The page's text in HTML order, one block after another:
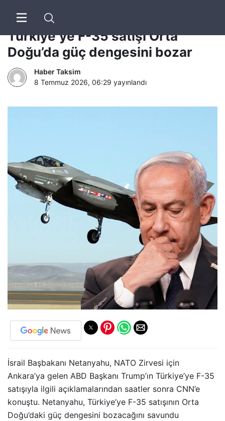
CNN | Netanyahu’dan Trump’a:
Türkiye’ye F-35 satışı Orta
Doğu’da güç dengesini bozar
Haber Taksim
8 Temmuz 2026, 06:29 yayınlandı
İsrail Başbakanı Netanyahu, NATO Zirvesi için
Ankara’ya gelen ABD Başkanı Trump’ın Türkiye’ye F-35
satışıyla ilgili açıklamalarından saatler sonra CNN’e
konuştu. Netanyahu, Türkiye’ye F-35 satışının Orta
Doğu’daki güç dengesini bozacağını savundu